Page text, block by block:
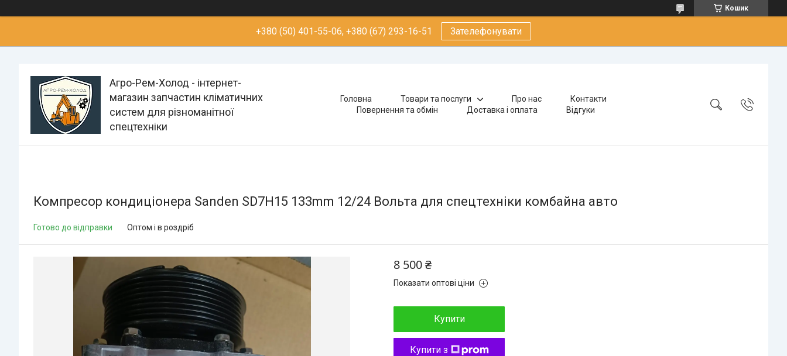
Кошик
+380 (50) 401-55-06, +380 (67) 293-16-51 Зателефонувати
Агро-Рем-Холод - інтернет-
магазин запчастин кліматичних
систем для різноманітної
спецтехніки
Головна Товари та послуги Про нас
Контакти
Повернення та обмін
Доставка і оплата Відгуки
Компресор кондиціонера Sanden SD7H15 133mm 12/24 Вольта для спецтехніки комбайна авто
Готово до відправки Оптом і в роздріб
8 500 ₴
Показати оптові ціни
Купити
Купити з